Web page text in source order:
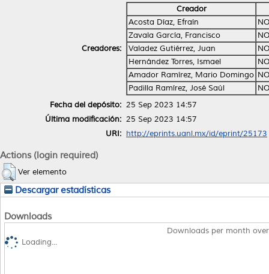
Creadores:
Creador
Acosta Díaz, Efraín
Zavala García, Francisco
Valadez Gutiérrez, Juan
Hernández Torres, Ismael
Amador Ramírez, Mario Domingo
Padilla Ramírez, José Saúl
Fecha del depósito: 25 Sep 2023 14:57
Última modificación: 25 Sep 2023 14:57
URI: http://eprints.uanl.mx/id/eprint/25173
Actions (login required)
Ver elemento
Descargar estadísticas
Downloads
Downloads per month
Loading...